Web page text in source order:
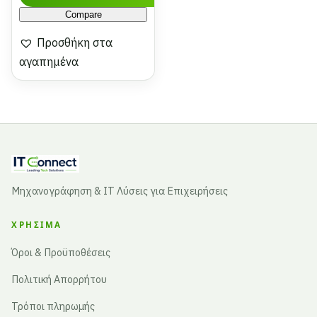
Compare
Προσθήκη στα
αγαπημένα
Μηχανογράφηση & IT Λύσεις για Επιχειρήσεις
ΧΡΉΣΙΜΑ
Όροι & Προϋποθέσεις
Πολιτική Απορρήτου
Τρόποι πληρωμής